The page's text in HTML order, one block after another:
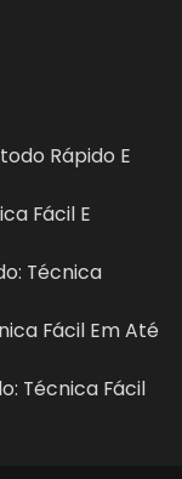
Rápido E
Fácil E
Técnica
Fácil Em Até
Técnica Fácil